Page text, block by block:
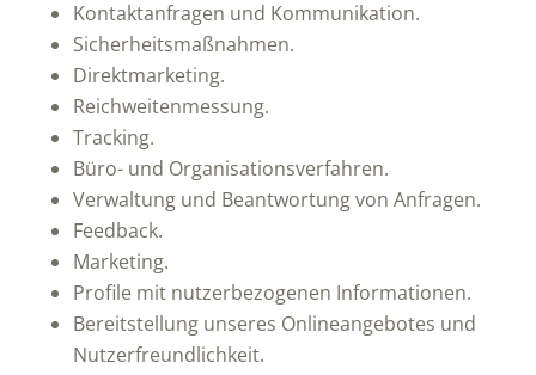
Kontaktanfragen und Kommunikation.
Sicherheitsmaßnahmen.
Direktmarketing.
Reichweitenmessung.
Tracking.
Büro- und Organisationsverfahren.
Verwaltung und Beantwortung von Anfragen.
Feedback.
Marketing.
Profile mit nutzerbezogenen Informationen.
Bereitstellung unseres Onlineangebotes und
Nutzerfreundlichkeit.